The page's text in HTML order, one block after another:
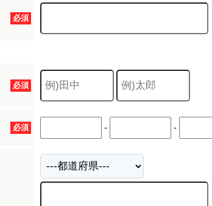
必須
必須
必須 - -